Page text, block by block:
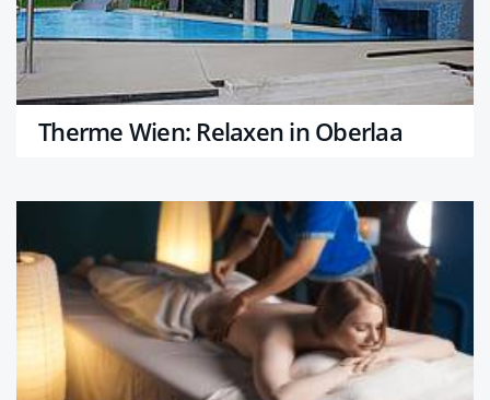
Therme Wien: Relaxen in Oberlaa